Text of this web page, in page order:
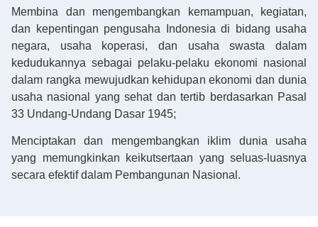
Membina dan mengembangkan kemampuan, kegiatan,
dan kepentingan pengusaha Indonesia di bidang usaha
negara, usaha koperasi, dan usaha swasta dalam
kedudukannya sebagai pelaku-pelaku ekonomi nasional
dalam rangka mewujudkan kehidupan ekonomi dan dunia
usaha nasional yang sehat dan tertib berdasarkan Pasal
33 Undang-Undang Dasar 1945;
Menciptakan dan mengembangkan iklim dunia usaha
yang memungkinkan keikutsertaan yang seluas-luasnya
secara efektif dalam Pembangunan Nasional.